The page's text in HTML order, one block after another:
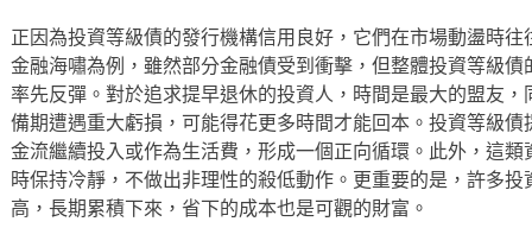
正因為投資等級債的發行機構信用良好，它們在市場動盪時
金融海嘯為例，雖然部分金融債受到衝擊，但整體投資等級
率先反彈。對於追求提早退休的投資人，時間是最大的盟友
備期遭遇重大虧損，可能得花更多時間才能回本。投資等級
金流繼續投入或作為生活費，形成一個正向循環。此外，這
時保持冷靜，不做出非理性的殺低動作。更重要的是，許多
高，長期累積下來，省下的成本也是可觀的財富。